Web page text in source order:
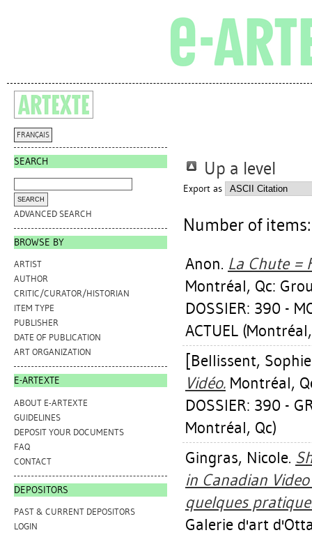
FRANÇAIS
SEARCH
ADVANCED SEARCH
BROWSE BY
ARTIST
AUTHOR
CRITIC/CURATOR/HISTORIAN
ITEM TYPE
PUBLISHER
DATE OF PUBLICATION
ART ORGANIZATION
E-ARTEXTE
ABOUT E-ARTEXTE
GUIDELINES
DEPOSIT YOUR DOCUMENTS
FAQ
CONTACT
DEPOSITORS
PAST & CURRENT DEPOSITORS
LOGIN
Up a level
Export as
Number of
Anon. La Chute =
Montréal, Qc:
DOSSIER: 390 -
ACTUEL
[Bellissent, Sophie
Vidéo. Montréal,
DOSSIER: 390 -
Montréal, Qc)
Gingras, Nicole.
in Canadian
quelques
Galerie d'art